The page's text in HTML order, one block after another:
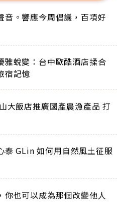
音。響應今周倡議，百項好
雅蛻變：台中歐酷酒店揉合
宿記憶
大飯店推廣國產農漁產品 打
泰 GLin 如何用自然風土征服
你也可以成為那個改變他人